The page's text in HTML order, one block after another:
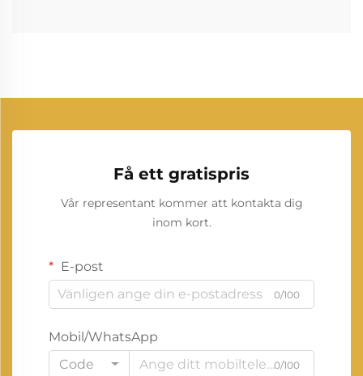
Få ett gratispris
Vår representant kommer att kontakta dig
inom kort.
E-post
0/100
Mobil/WhatsApp
Code
0/100